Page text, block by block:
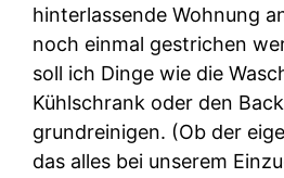
hinterlassende Wohnung
noch einmal gestrichen
soll ich Dinge wie die
Kühlschrank oder den
grundreinigen. (Ob der
das alles bei unserem